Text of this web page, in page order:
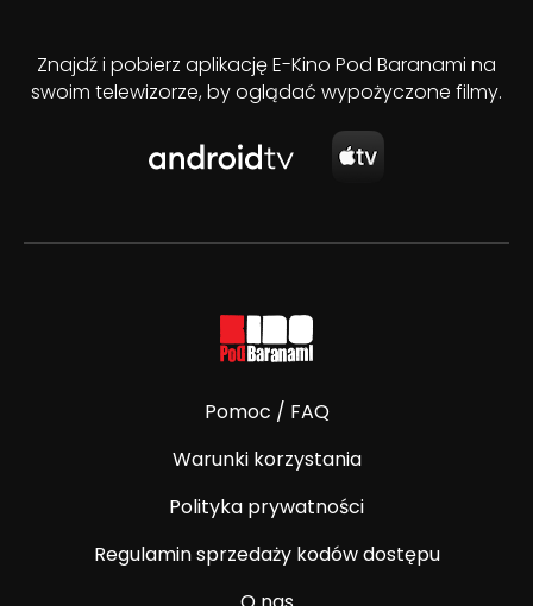
Znajdź i pobierz aplikację E-Kino Pod Baranami na
swoim telewizorze, by oglądać wypożyczone filmy.
Pomoc / FAQ
Warunki korzystania
Polityka prywatności
Regulamin sprzedaży kodów dostępu